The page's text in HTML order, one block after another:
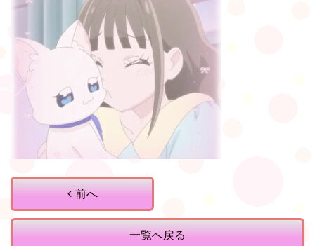
前へ
一覧へ戻る